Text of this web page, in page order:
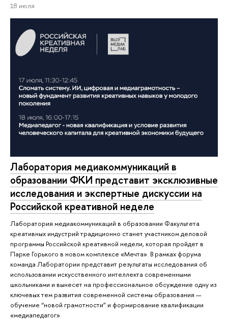
18 июля
Лаборатория медиакоммуникаций в
образовании ФКИ представит эксклюзивные
исследования и экспертные дискуссии на
Российской креативной неделе
Лаборатория медиакоммуникаций в образовании Факультета
креативных индустрий традиционно станет участником деловой
программы Российской креативной недели, которая пройдет в
Парке Горького в новом комплексе «Мечта». В рамках форума
команда Лаборатории представит результаты исследования об
использовании искусственного интеллекта современными
школьниками и вынесет на профессиональное обсуждение одну из
ключевых тем развития современной системы образования —
обучение “новой грамотности” и формирование квалификации
«медиапедагог».